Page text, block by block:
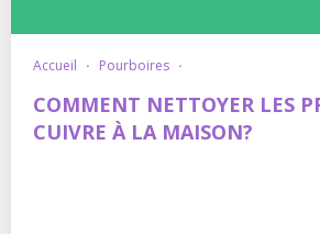
accueil · pourboires ·
COMMENT NETTOYER LES
CUIVRE À LA MAISON?